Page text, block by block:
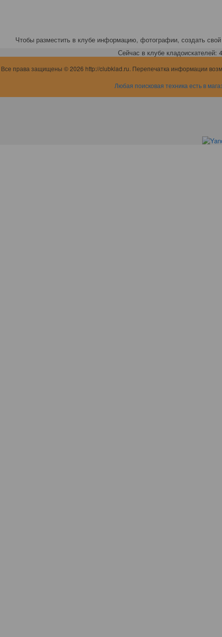
Чтобы разместить в клубе информацию, фотографии, создать свой
Сейчас в клубе кладоискателей:
Все права защищены © 2026 http://clubklad.ru. Перепечатка информации
Любая поисковая техника есть в